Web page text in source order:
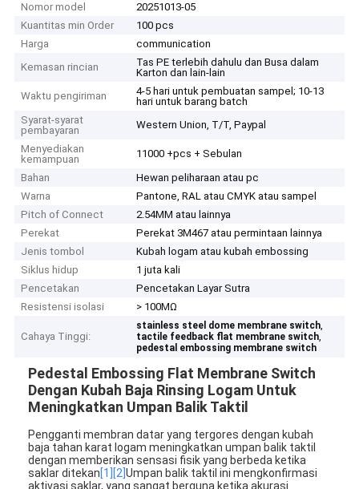
Nomor model
20251013-05
Kuantitas min Order
100 pcs
Harga
communication
Kemasan rincian
Tas PE terlebih dahulu dan Busa dalam
Karton dan lain-lain
Waktu pengiriman
4-5 hari untuk pembuatan sampel; 10-13
hari untuk barang batch
Syarat-syarat
pembayaran
Western Union, T/T, Paypal
Menyediakan
kemampuan
11000 +pcs + Sebulan
Bahan
Hewan peliharaan atau pc
Warna
Pantone, RAL atau CMYK atau sampel
Pitch of Connect
2.54MM atau lainnya
Perekat
Perekat 3M467 atau permintaan lainnya
Jenis tombol
Kubah logam atau kubah embossing
Siklus hidup
1 juta kali
Pencetakan
Pencetakan Layar Sutra
Resistensi isolasi
> 100MΩ
Cahaya Tinggi:
stainless steel dome membrane switch,
tactile feedback flat membrane switch,
pedestal embossing membrane switch
Pedestal Embossing Flat Membrane Switch
Dengan Kubah Baja Rinsing Logam Untuk
Meningkatkan Umpan Balik Taktil
Pengganti membran datar yang tergores dengan kubah
baja tahan karat logam meningkatkan umpan balik taktil
dengan memberikan sensasi fisik yang berbeda ketika
saklar ditekan[1] [2]Umpan balik taktil ini mengkonfirmasi
aktivasi saklar, yang sangat berguna ketika akurasi